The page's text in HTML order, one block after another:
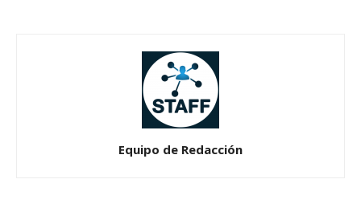
Equipo de Redacción